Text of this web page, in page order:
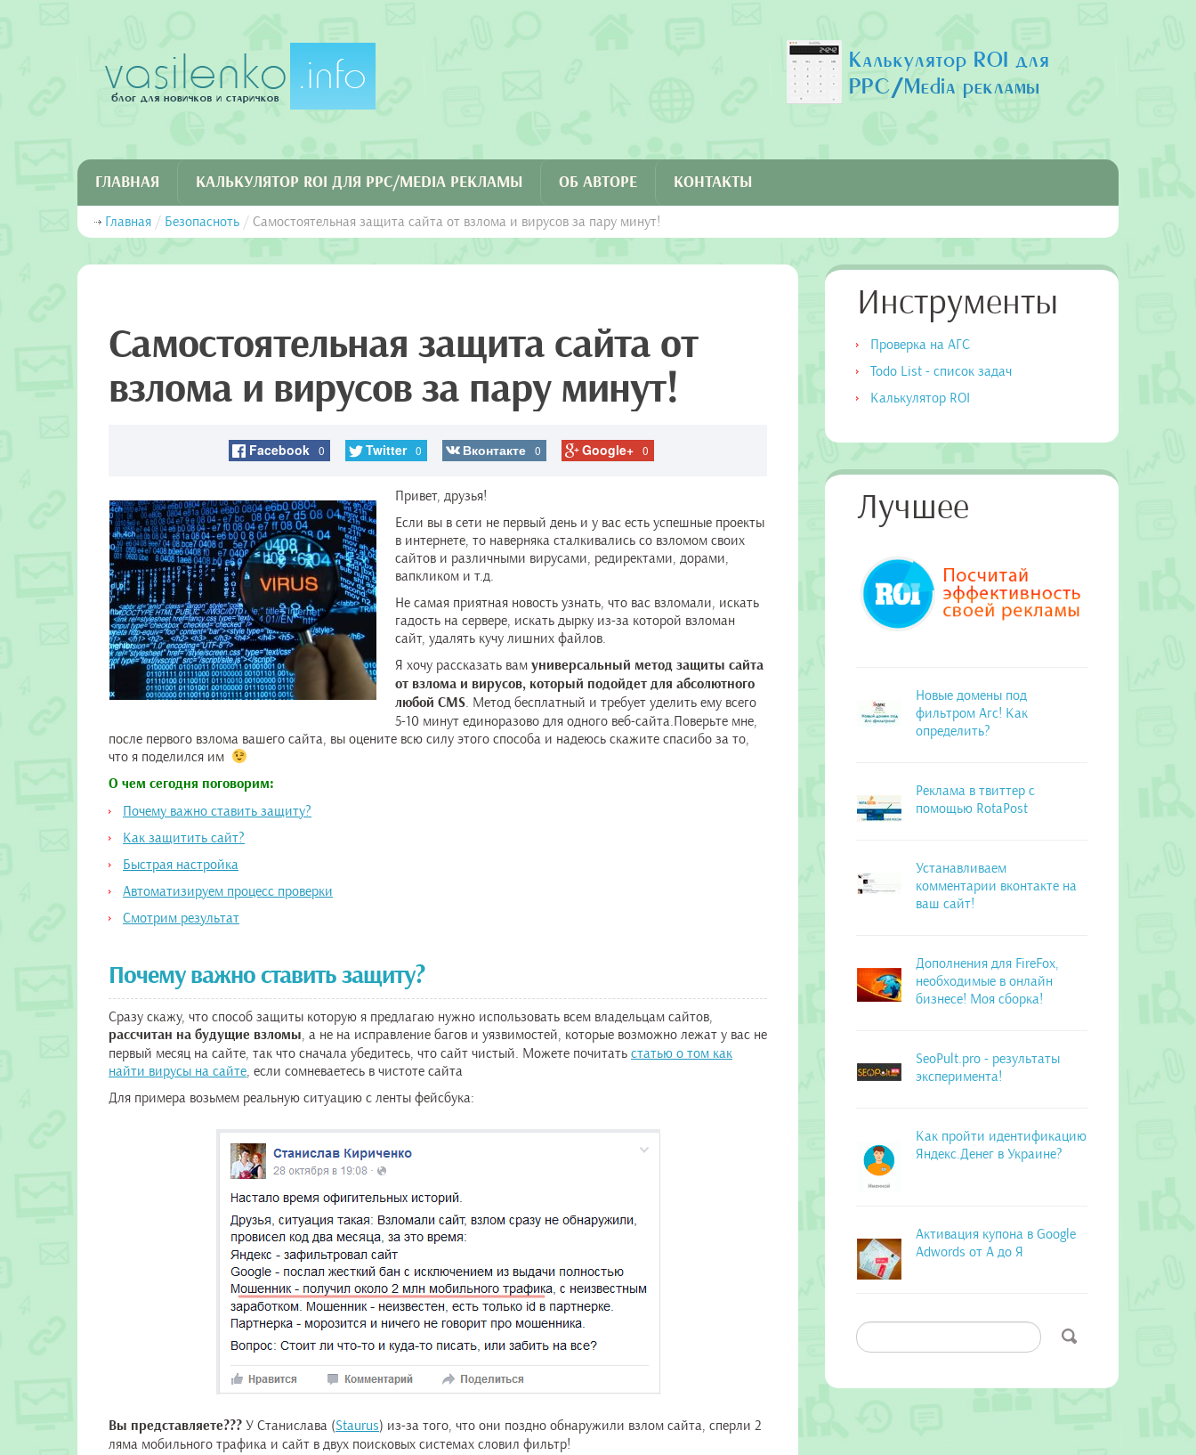
ГЛАВНАЯ КАЛЬКУЛЯТОР ROI ДЛЯ PPC/MEDIA РЕКЛАМЫ ОБ АВТОРЕ КОНТАКТЫ
Главная / Безопасноть / Самостоятельная защита сайта от взлома и вирусов за пару минут!
Самостоятельная защита сайта от
взлома и вирусов за пару минут!
Facebook 0 Twitter 0 Вконтакте 0 Google+ 0
Привет, друзья!
Если вы в сети не первый день и у вас есть успешные проекты
в интернете, то наверняка сталкивались со взломом своих
сайтов и различными вирусами, редиректами, дорами,
вапкликом и т.д.
Не самая приятная новость узнать, что вас взломали, искать
гадость на сервере, искать дырку из-за которой взломан
сайт, удалять кучу лишних файлов.
Я хочу рассказать вам универсальный метод защиты сайта
от взлома и вирусов, который подойдет для абсолютного
любой CMS. Метод бесплатный и требует уделить ему всего
5-10 минут единоразово для одного веб-сайта.Поверьте мне,
после первого взлома вашего сайта, вы оцените всю силу этого способа и надеюсь скажите спасибо за то,
что я поделился им
О чем сегодня поговорим:
Почему важно ставить защиту?
Как защитить сайт?
Быстрая настройка
Автоматизируем процесс проверки
Смотрим результат
Почему важно ставить защиту?
Сразу скажу, что способ защиты которую я предлагаю нужно использовать всем владельцам сайтов,
рассчитан на будущие взломы, а не на исправление багов и уязвимостей, которые возможно лежат у вас не
первый месяц на сайте, так что сначала убедитесь, что сайт чистый. Можете почитать статью о том как
найти вирусы на сайте, если сомневаетесь в чистоте сайта
Для примера возьмем реальную ситуацию с ленты фейсбука:
Вы представляете??? У Станислава (Staurus) из-за того, что они поздно обнаружили взлом сайта, сперли 2
ляма мобильного трафика и сайт в двух поисковых системах словил фильтр!
Инструменты
Проверка на АГС
Todo List - список задач
Калькулятор ROI
Лучшее
Новые домены под
фильтром Агс! Как
определить?
Реклама в твиттер с
помощью RotaPost
Устанавливаем
комментарии вконтакте на
ваш сайт!
Дополнения для FireFox,
необходимые в онлайн
бизнесе! Моя сборка!
SeoPult.pro - результаты
эксперимента!
Как пройти идентификацию
Яндекс.Денег в Украине?
Активация купона в Google
Adwords от А до Я